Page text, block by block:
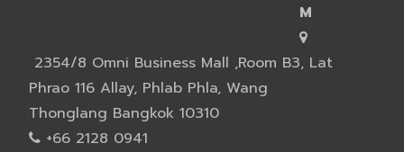
M
2354/8 Omni Business Mall ,Room B3, Lat
Phrao 116 Allay, Phlab Phla, Wang
Thonglang Bangkok 10310
+66 2128 0941